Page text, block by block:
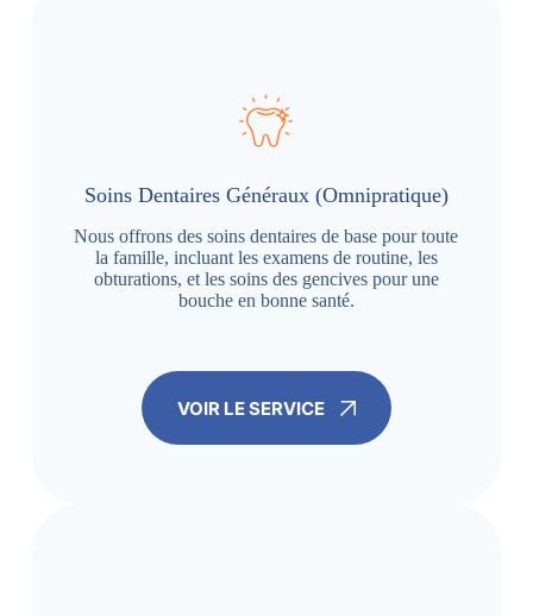
Soins Dentaires Généraux (Omnipratique)
Nous offrons des soins dentaires de base pour toute
la famille, incluant les examens de routine, les
obturations, et les soins des gencives pour une
bouche en bonne santé.
VOIR LE SERVICE